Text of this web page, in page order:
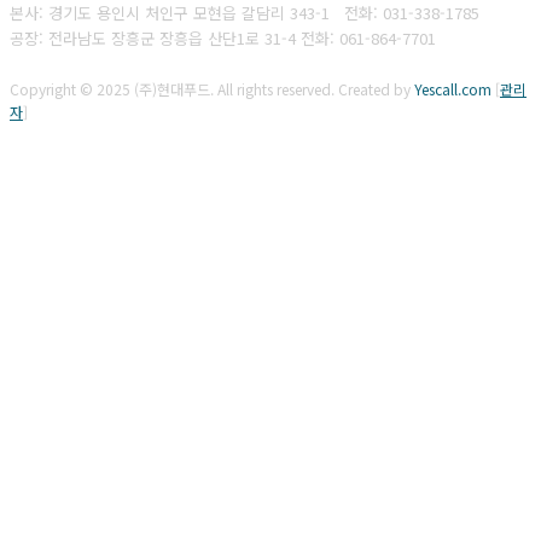
본사: 경기도 용인시 처인구 모현읍 갈담리 343-1 전화: 031-338-1785
공장: 전라남도 장흥군 장흥읍 산단1로 31-4 전화: 061-864-7701
Copyright © 2025 (주)현대푸드. All rights reserved. Created byYescall.com [관리
자]